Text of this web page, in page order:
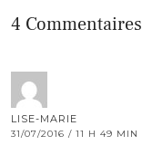
4 Commentaires
LISE-MARIE
31/07/2016 / 11 H 49 MIN